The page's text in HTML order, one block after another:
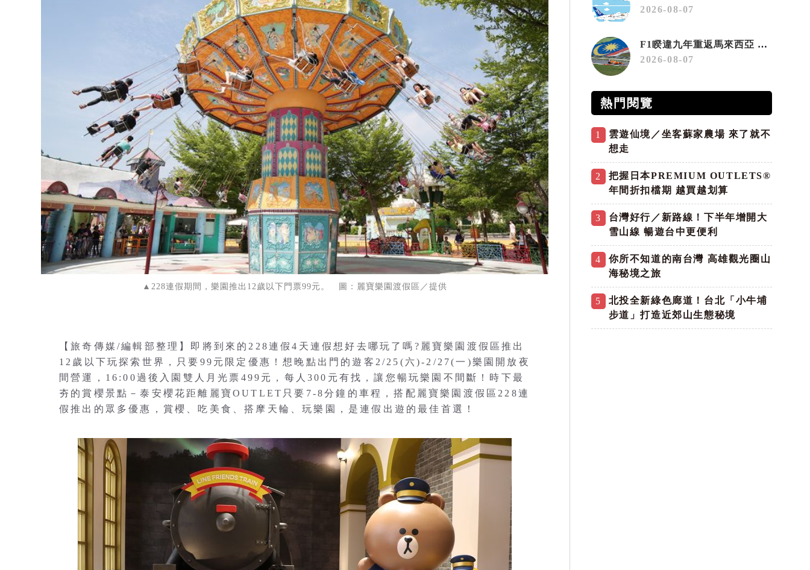
▲228連假期間，樂園推出12歲以下門票99元。 圖：麗寶樂園渡假區／提供
【旅奇傳媒/編輯部整理】即將到來的228連假4天連假想好去哪玩了嗎?麗寶樂園渡假區推出
12歲以下玩探索世界，只要99元限定優惠！想晚點出門的遊客2/25(六)-2/27(一)樂園開放夜
間營運，16:00過後入園雙人月光票499元，每人300元有找，讓您暢玩樂園不間斷！時下最
夯的賞櫻景點－泰安櫻花距離麗寶OUTLET只要7-8分鐘的車程，搭配麗寶樂園渡假區228連
假推出的眾多優惠，賞櫻、吃美食、搭摩天輪、玩樂園，是連假出遊的最佳首選！
2026-08-07
F1睽違九年重返馬來西亞 三大國際賽事打造10月運動旅遊熱潮 賽車、自行車、路跑同週登場
2026-08-07
熱門閱覽
1
雲遊仙境／坐客蘇家農場 來了就不
想走
2
把握日本PREMIUM OUTLETS®
年間折扣檔期 越買越划算
3
台灣好行／新路線！下半年增開大
雪山線 暢遊台中更便利
4
你所不知道的南台灣 高雄觀光圈山
海秘境之旅
5
北投全新綠色廊道！台北「小牛埔
步道」打造近郊山生態秘境